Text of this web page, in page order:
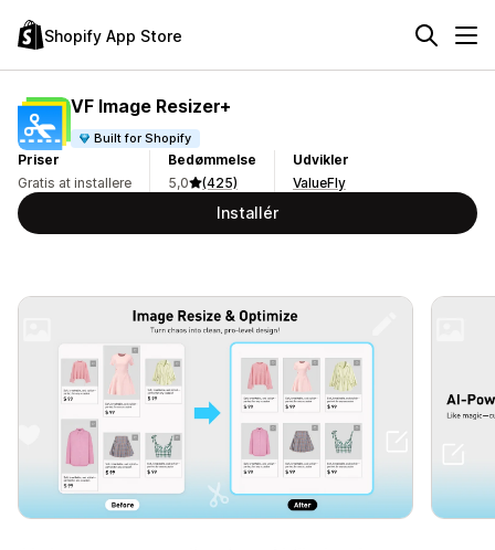
Shopify App Store
VF Image Resizer+
Built for Shopify
Priser
Gratis at installere
Bedømmelse
5,0
(425)
Udvikler
ValueFly
Installér